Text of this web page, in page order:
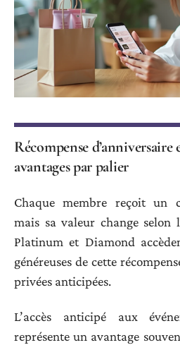
Récompense d’anniversaire
avantages par palier
Chaque membre reçoit un
mais sa valeur change selon
Platinum et Diamond
généreuses de cette
privées anticipées.
L’accès anticipé aux
représente un avantage